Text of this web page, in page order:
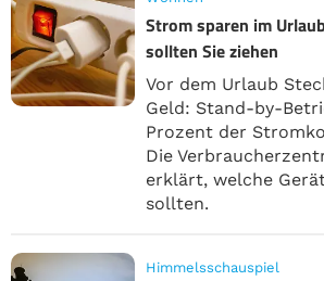
Strom sparen im
sollten Sie ziehen
Vor dem Urlaub
Geld: Stand-by-
Prozent der
Die
erklärt, welche
sollten.
Himmelsschauspiel